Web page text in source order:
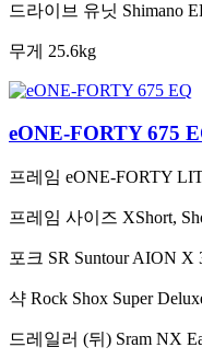
드라이브 유닛 Shimano
무게 25.6kg
eONE-FORTY 675
프레임 eONE-FORTY
프레임 사이즈 XShort,
포크 SR Suntour AION X
샥 Rock Shox Super
드레일러 (뒤) Sram NX